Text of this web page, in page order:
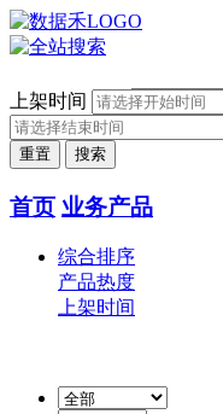
上架时间
首页 业务产品
综合排序
产品热度
上架时间